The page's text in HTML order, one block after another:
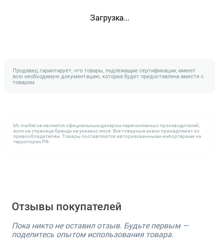
Загрузка...
Продавец гарантирует, что товары, подлежащие сертификации, имеют
всю необходимую документацию, которая будет предоставлена вместе с
товаром.
bh.market не является официальным дилером перечисленных производителей,
если на странице бренда не указано иное. Все товарные знаки принадлежат их
правообладателям. Товары поставляются авторизованными импортёрами на
территории РФ.
Отзывы покупателей
Пока никто не оставил отзыв. Будьте первым —
поделитесь опытом использования товара.